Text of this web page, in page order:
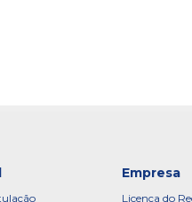
Empresa
Licença do